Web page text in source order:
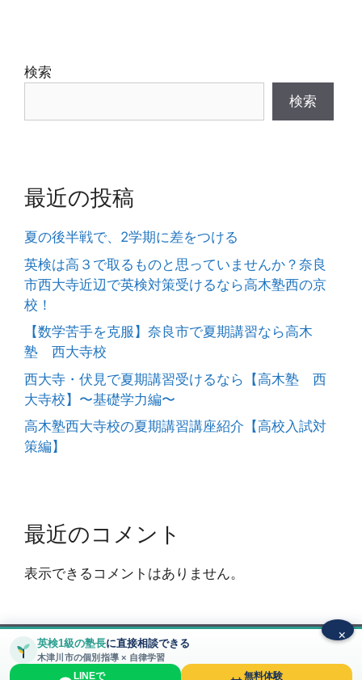
検索
検索
最近の投稿
夏の後半戦で、2学期に差をつける
英検は高３で取るものと思っていませんか？奈良
市西大寺近辺で英検対策受けるなら高木塾西の京
校！
【数学苦手を克服】奈良市で夏期講習なら高木
塾 西大寺校
西大寺・伏見で夏期講習受けるなら【高木塾 西
大寺校】〜基礎学力編〜
高木塾西大寺校の夏期講習講座紹介【高校入試対
策編】
最近のコメント
表示できるコメントはありません。
© 2026 高木塾〜大和西大寺校～ 大和西大寺駅から徒歩
5分 圧倒的な質の個別指導塾• Built with
×
英検1級の塾長に直接相談できる
木津川市の個別指導 × 自律学習
LINEで 無料体験